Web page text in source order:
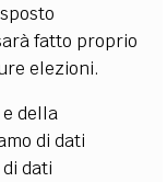
fatto proprio
elezioni.
della
di dati
dati